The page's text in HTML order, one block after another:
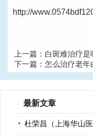
http://
上一篇： 白斑难治疗是
下一篇： 怎么治疗老年
最新文章
杜荣昌（上海华山医